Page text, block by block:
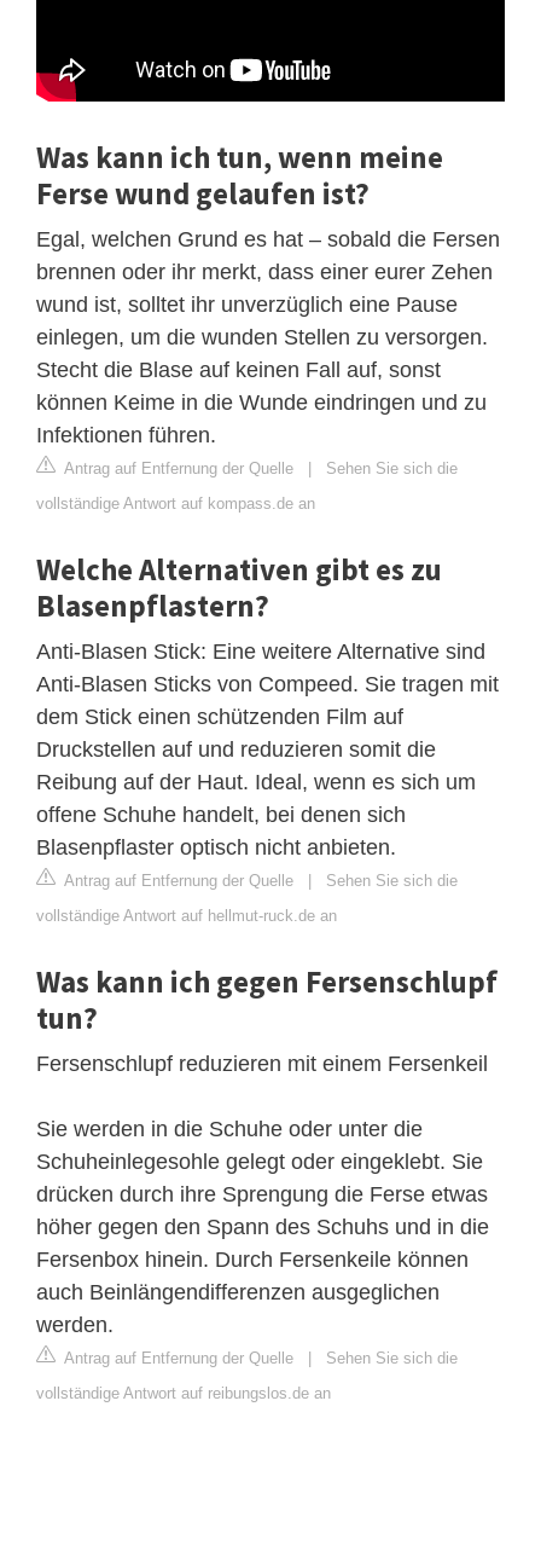
Was kann ich tun, wenn meine
Ferse wund gelaufen ist?
Egal, welchen Grund es hat – sobald die Fersen
brennen oder ihr merkt, dass einer eurer Zehen
wund ist, solltet ihr unverzüglich eine Pause
einlegen, um die wunden Stellen zu versorgen.
Stecht die Blase auf keinen Fall auf, sonst
können Keime in die Wunde eindringen und zu
Infektionen führen.
Antrag auf Entfernung der Quelle | Sehen Sie sich die
vollständige Antwort auf kompass.de an
Welche Alternativen gibt es zu
Blasenpflastern?
Anti-Blasen Stick: Eine weitere Alternative sind
Anti-Blasen Sticks von Compeed. Sie tragen mit
dem Stick einen schützenden Film auf
Druckstellen auf und reduzieren somit die
Reibung auf der Haut. Ideal, wenn es sich um
offene Schuhe handelt, bei denen sich
Blasenpflaster optisch nicht anbieten.
Antrag auf Entfernung der Quelle | Sehen Sie sich die
vollständige Antwort auf hellmut-ruck.de an
Was kann ich gegen Fersenschlupf
tun?
Fersenschlupf reduzieren mit einem Fersenkeil
Sie werden in die Schuhe oder unter die
Schuheinlegesohle gelegt oder eingeklebt. Sie
drücken durch ihre Sprengung die Ferse etwas
höher gegen den Spann des Schuhs und in die
Fersenbox hinein. Durch Fersenkeile können
auch Beinlängendifferenzen ausgeglichen
werden.
Antrag auf Entfernung der Quelle | Sehen Sie sich die
vollständige Antwort auf reibungslos.de an